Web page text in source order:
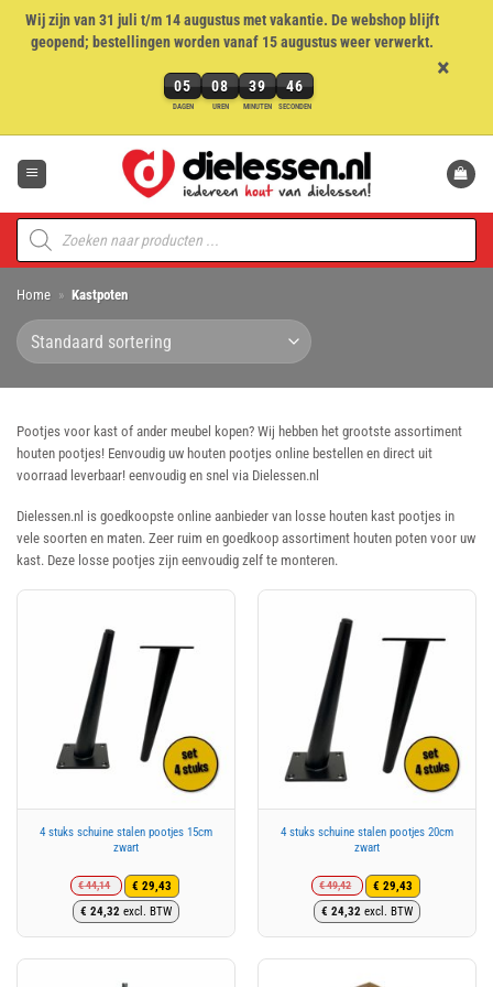
Wij zijn van 31 juli t/m 14 augustus met vakantie. De webshop blijft
geopend; bestellingen worden vanaf 15 augustus weer verwerkt.
05
DAGEN
08
UREN
39
MINUTEN
46
SECONDEN
5
8
uren,
39
minuten
en
×
naar
inhoud
Producten
zoeken
Home » Kastpoten
Pootjes voor kast of ander meubel kopen? Wij hebben het grootste assortiment
houten pootjes! Eenvoudig uw houten pootjes online bestellen en direct uit
voorraad leverbaar! eenvoudig en snel via Dielessen.nl
Dielessen.nl is goedkoopste online aanbieder van losse houten kast pootjes in
vele soorten en maten. Zeer ruim en goedkoop assortiment houten poten voor uw
kast. Deze losse pootjes zijn eenvoudig zelf te monteren.
4 stuks schuine stalen pootjes 15cm
zwart
€44,14
Oorspronkelijke
prijs
was:
€ 29,43
Huidige
prijs
is:
€ 24,32 excl. BTW
4 stuks schuine stalen pootjes 20cm
zwart
€49,42
Oorspronkelijke
prijs
was:
€ 29,43
Huidige
prijs
is:
€ 24,32 excl. BTW